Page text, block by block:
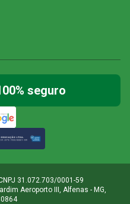
seguro
31.072.703/0001-59
Aeroporto III, Alfenas - MG,